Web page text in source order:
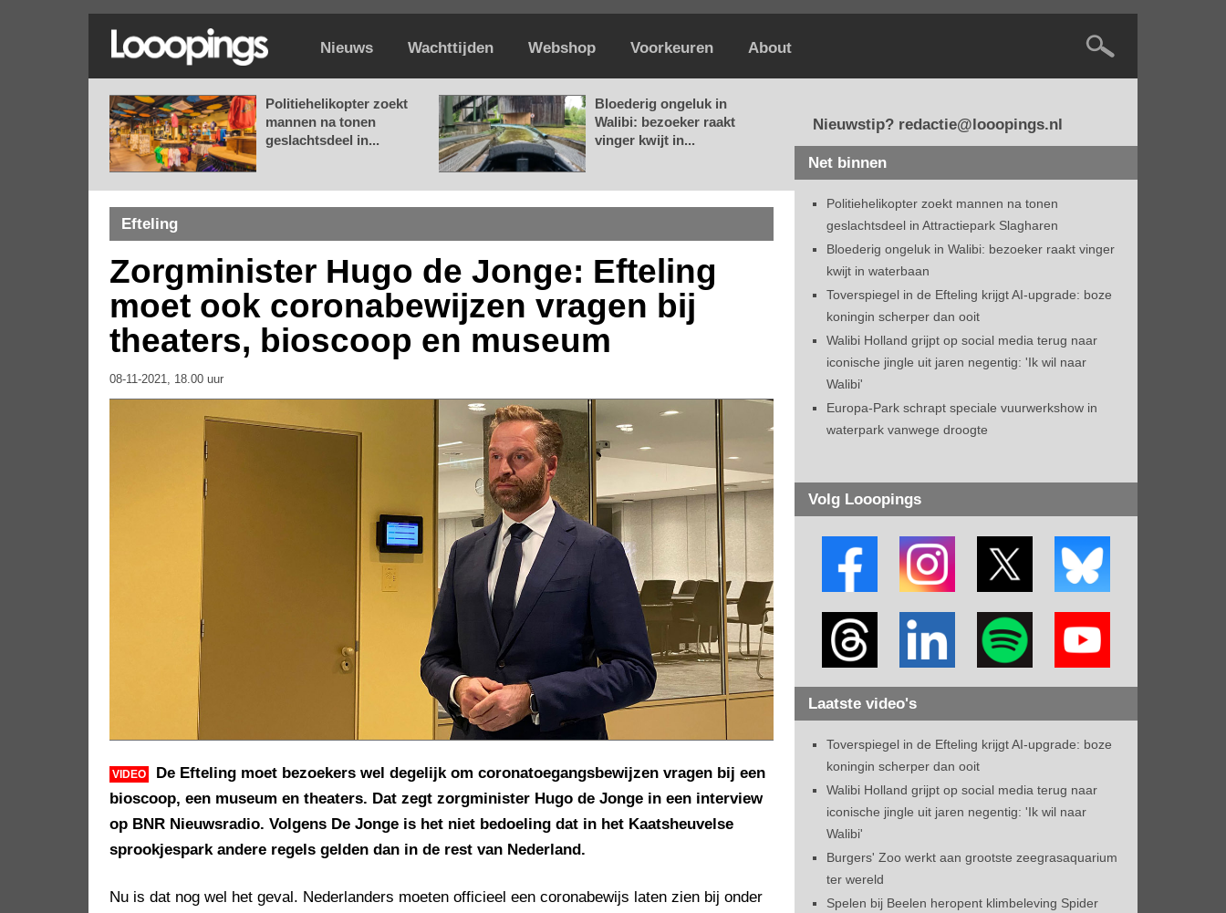
Nieuws Wachttijden Webshop Voorkeuren About
Politiehelikopter zoekt
mannen na tonen
geslachtsdeel in...
Bloederig ongeluk in
Walibi: bezoeker raakt
vinger kwijt in...
Efteling
Zorgminister Hugo de Jonge: Efteling
moet ook coronabewijzen vragen bij
theaters, bioscoop en museum
08-11-2021, 18.00 uur
VIDEO
De Efteling moet bezoekers wel degelijk om coronatoegangsbewijzen vragen bij een
bioscoop, een museum en theaters. Dat zegt zorgminister Hugo de Jonge in een interview
op BNR Nieuwsradio. Volgens De Jonge is het niet bedoeling dat in het Kaatsheuvelse
sprookjespark andere regels gelden dan in de rest van Nederland.
Nu is dat nog wel het geval. Nederlanders moeten officieel een coronabewijs laten zien bij onder
Nieuwstip? redactie@looopings.nl
Net binnen
Politiehelikopter zoekt mannen na tonen
geslachtsdeel in Attractiepark Slagharen
Bloederig ongeluk in Walibi: bezoeker raakt vinger
kwijt in waterbaan
Toverspiegel in de Efteling krijgt AI-upgrade: boze
koningin scherper dan ooit
Walibi Holland grijpt op social media terug naar
iconische jingle uit jaren negentig: 'Ik wil naar
Walibi'
Europa-Park schrapt speciale vuurwerkshow in
waterpark vanwege droogte
Volg Looopings
Laatste video's
Toverspiegel in de Efteling krijgt AI-upgrade: boze
koningin scherper dan ooit
Walibi Holland grijpt op social media terug naar
iconische jingle uit jaren negentig: 'Ik wil naar
Walibi'
Burgers' Zoo werkt aan grootste zeegrasaquarium
ter wereld
Spelen bij Beelen heropent klimbeleving Spider